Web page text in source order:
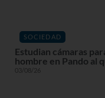
SOCIEDAD
Estudian cámaras
hombre en Pando al
03/08/26